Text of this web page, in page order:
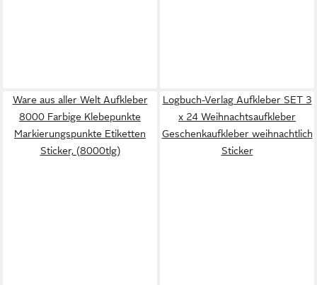
Ware aus aller Welt Aufkleber
8000 Farbige Klebepunkte
Markierungspunkte Etiketten
Sticker, (8000tlg)
Logbuch-Verlag Aufkleber SET 3
x 24 Weihnachtsaufkleber
Geschenkaufkleber weihnachtlich
Sticker